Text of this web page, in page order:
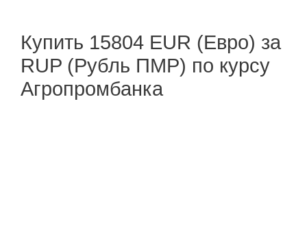
Купить 15804 EUR (Евро) за
RUP (Рубль ПМР) по курсу
Агропромбанка